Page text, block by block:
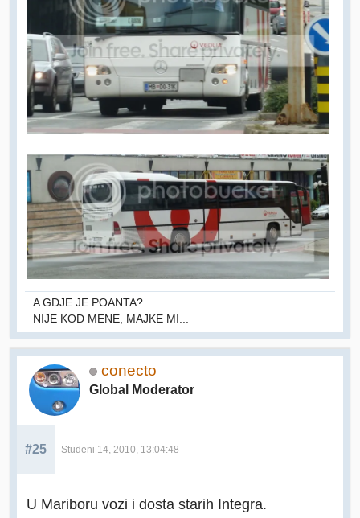
A GDJE JE POANTA?
NIJE KOD MENE, MAJKE MI...
conecto
Global Moderator
#25 Studeni 14, 2010, 13:04:48
U Mariboru vozi i dosta starih Integra.